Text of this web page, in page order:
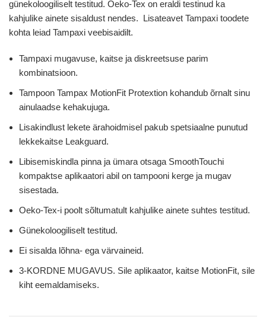
günekoloogiliselt testitud. Oeko-Tex on eraldi testinud ka
kahjulike ainete sisaldust nendes. Lisateavet Tampaxi toodete
kohta leiad Tampaxi veebisaidilt.
Tampaxi mugavuse, kaitse ja diskreetsuse parim
kombinatsioon.
Tampoon Tampax MotionFit Protextion kohandub õrnalt sinu
ainulaadse kehakujuga.
Lisakindlust lekete ärahoidmisel pakub spetsiaalne punutud
lekkekaitse Leakguard.
Libisemiskindla pinna ja ümara otsaga SmoothTouchi
kompaktse aplikaatori abil on tampooni kerge ja mugav
sisestada.
Oeko-Tex-i poolt sõltumatult kahjulike ainete suhtes testitud.
Günekoloogiliselt testitud.
Ei sisalda lõhna- ega värvaineid.
3-KORDNE MUGAVUS. Sile aplikaator, kaitse MotionFit, sile
kiht eemaldamiseks.